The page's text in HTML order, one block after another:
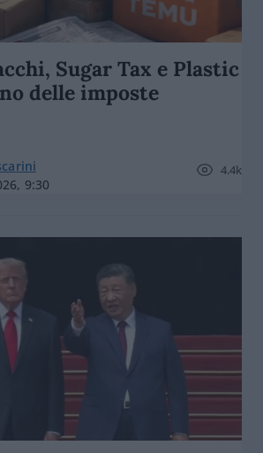
Sugar Tax e Plastic
delle imposte
9:30
4.4k